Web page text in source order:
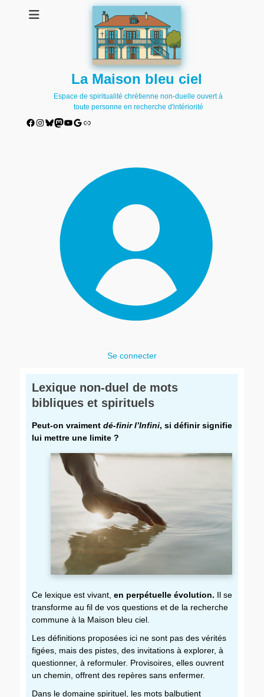
La Maison bleu ciel
Espace de spiritualité chrétienne non-duelle ouvert à
toute personne en recherche d'intériorité
Facebook
Instagram
Bluesky
Mastodon
YouTube
Google
Lien
Se connecter
Lexique non-duel de mots
bibliques et spirituels
Peut-on vraiment dé-finir l’Infini, si définir signifie
lui mettre une limite ?
Ce lexique est vivant, en perpétuelle évolution. Il se
transforme au fil de vos questions et de la recherche
commune à la Maison bleu ciel.
Les définitions proposées ici ne sont pas des vérités
figées, mais des pistes, des invitations à explorer, à
questionner, à reformuler. Provisoires, elles ouvrent
un chemin, offrent des repères sans enfermer.
Dans le domaine spirituel, les mots balbutient